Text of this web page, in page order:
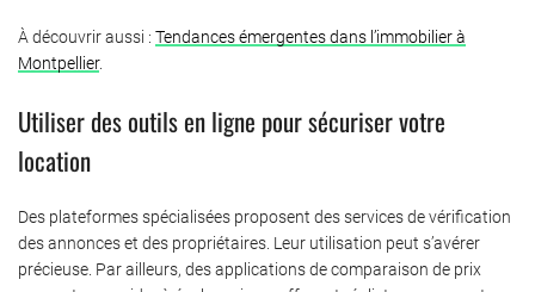
À découvrir aussi : Tendances émergentes dans l’immobilier à
Montpellier.
Utiliser des outils en ligne pour sécuriser votre
location
Des plateformes spécialisées proposent des services de vérification
des annonces et des propriétaires. Leur utilisation peut s’avérer
précieuse. Par ailleurs, des applications de comparaison de prix